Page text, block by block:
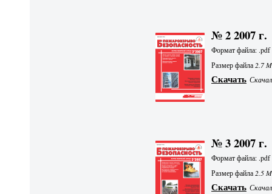
№ 2 2007 г.
Формат файла: .pdf
Размер файла 2.7
Скачать
№ 3 2007 г.
Формат файла: .pdf
Размер файла 2.5
Скачать